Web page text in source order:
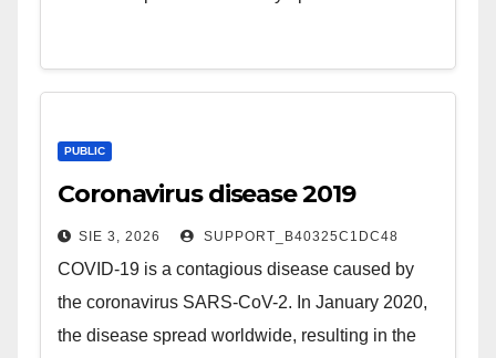
PUBLIC
Coronavirus disease 2019
SIE 3, 2026 SUPPORT_B40325C1DC48
COVID-19 is a contagious disease caused by
the coronavirus SARS-CoV-2. In January 2020,
the disease spread worldwide, resulting in the